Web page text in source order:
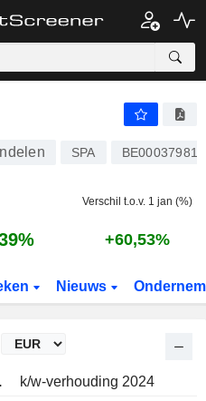
SPA
Verschil t.o.v. 1 jan (%)
+60,53%
Nieuws
k/w-verhouding 2024